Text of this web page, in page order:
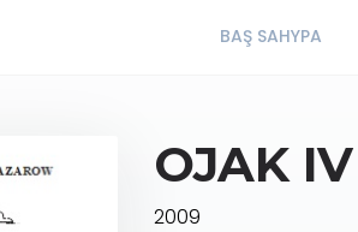
BAŞ SAHYPA
OJAK IV
2009